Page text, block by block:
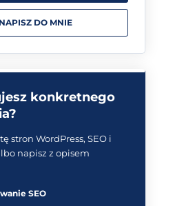
NAPISZ DO MNIE
konkretnego
stron WordPress, SEO i
napisz z opisem
SEO